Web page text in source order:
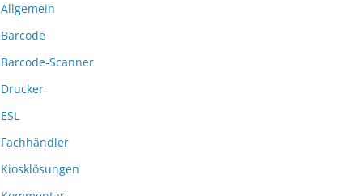
Allgemein
Barcode
Barcode-Scanner
Drucker
ESL
Fachhändler
Kiosklösungen